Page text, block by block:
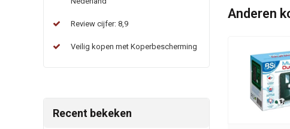
Review cijfer: 8,9
Veilig kopen met Koperbescherming
Recent bekeken
Anderen